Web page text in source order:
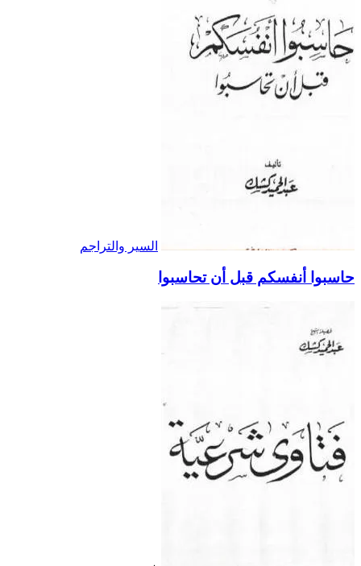
السير والتراجم
حاسبوا أنفسكم قبل أن تحاسبوا